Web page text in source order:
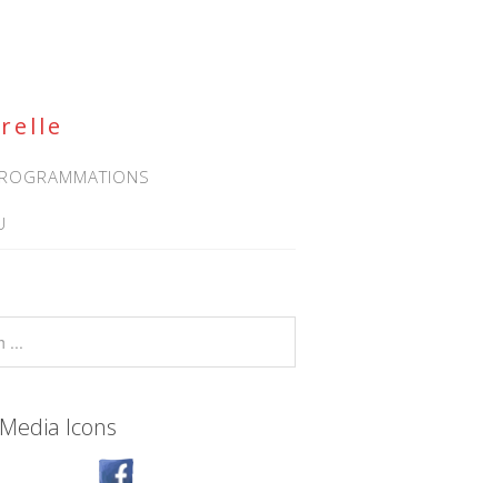
Icons